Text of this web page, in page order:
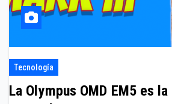
Tecnología
La Olympus OMD EM5 es